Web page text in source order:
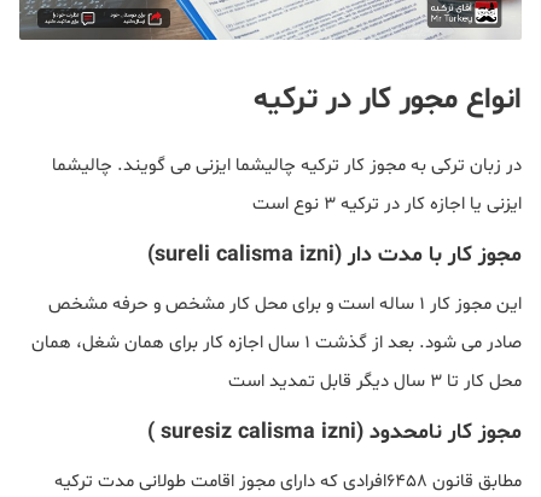
انواع مجور کار در ترکیه
در زبان ترکی به مجوز کار ترکیه چالیشما ایزنی می گویند. چالیشما
ایزنی یا اجازه کار در ترکیه ۳ نوع است
مجوز کار با مدت دار (sureli calisma izni
)
این مجوز کار ۱ ساله است و برای محل کار مشخص و حرفه مشخص
صادر می شود. بعد از گذشت ۱ سال اجازه کار برای همان شغل، همان
محل کار تا ۳ سال دیگر قابل تمدید است
مجوز کار نامحدود (suresiz calisma izni
)
مطابق قانون ۶۴۵۸افرادی که دارای مجوز اقامت طولانی مدت ترکیه